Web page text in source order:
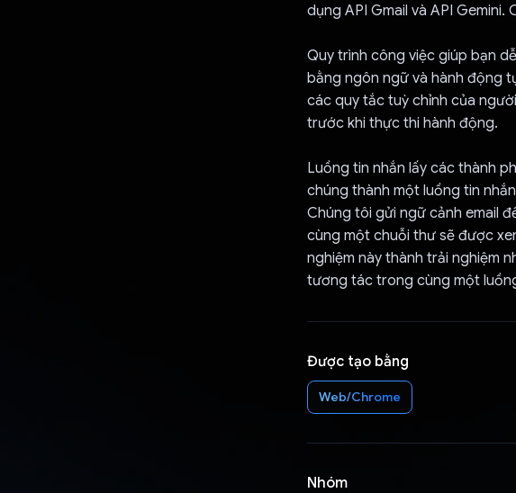
dụng API Gmail và API
Quy trình công việc giúp bạn
bằng ngôn ngữ và hành động
các quy tắc tuỳ chỉnh của
trước khi thực thi hành động.
Luồng tin nhắn lấy các thành
chúng thành một luồng tin
Chúng tôi gửi ngữ cảnh email
cùng một chuỗi thư sẽ được
nghiệm này thành trải nghiệm
tương tác trong cùng một
Được tạo bằng
Web/Chrome
Nhóm